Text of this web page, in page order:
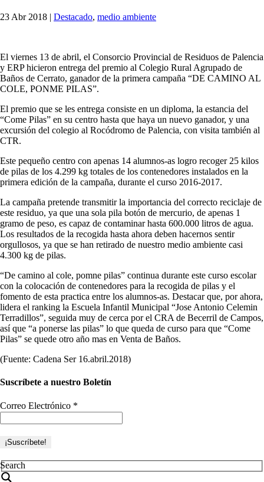
23 Abr 2018 | Destacado, medio ambiente
El viernes 13 de abril, el Consorcio Provincial de Residuos de Palencia
y ERP hicieron entrega del premio al Colegio Rural Agrupado de
Baños de Cerrato, ganador de la primera campaña “DE CAMINO AL
COLE, PONME PILAS”.
El premio que se les entrega consiste en un diploma, la estancia del
“Come Pilas” en su centro hasta que haya un nuevo ganador, y una
excursión del colegio al Rocódromo de Palencia, con visita también al
CTR.
Este pequeño centro con apenas 14 alumnos-as logro recoger 25 kilos
de pilas de los 4.299 kg totales de los contenedores instalados en la
primera edición de la campaña, durante el curso 2016-2017.
La campaña pretende transmitir la importancia del correcto reciclaje de
este residuo, ya que una sola pila botón de mercurio, de apenas 1
gramo de peso, es capaz de contaminar hasta 600.000 litros de agua.
Los resultados de la recogida hasta ahora deben hacernos sentir
orgullosos, ya que se han retirado de nuestro medio ambiente casi
4.300 kg de pilas.
“De camino al cole, pomne pilas” continua durante este curso escolar
con la colocación de contenedores para la recogida de pilas y el
fomento de esta practica entre los alumnos-as. Destacar que, por ahora,
lidera el ranking la Escuela Infantil Municipal “Jose Antonio Celemin
Terradillos”, seguida muy de cerca por el CRA de Becerril de Campos,
así que “a ponerse las pilas” lo que queda de curso para que “Come
Pilas” se quede otro año mas en Venta de Baños.
(Fuente: Cadena Ser 16.abril.2018)
Suscríbete a nuestro Boletín
Correo Electrónico *
Search